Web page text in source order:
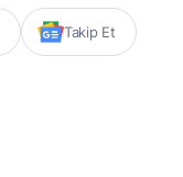
Takip Et